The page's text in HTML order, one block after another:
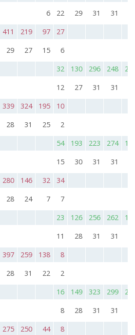
6 22 29 31 31
411 219 97
27
29 27 15
6
32 130 296 248
12 27 31 31
339 324 195
10
28 31 25
2
54 193 223 274
15 30 31 31
280 146 32
34
28 24 7
7
23 126 256 262
11 28 31 31
397 259 138
8
28 31 22
2
16 149 323 299
8 28 31 31
275 250 44
8